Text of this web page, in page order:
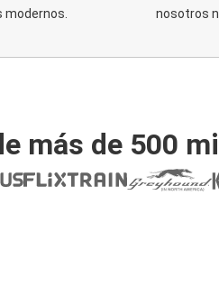
modernos.
nosotros
más de 500